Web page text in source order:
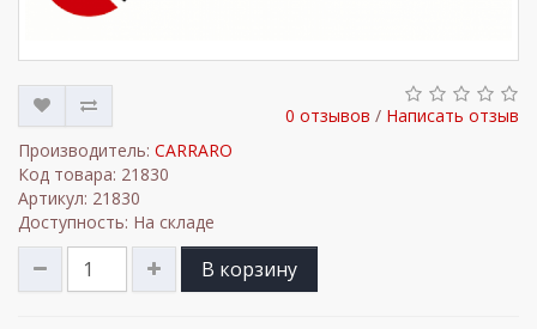
0 отзывов / Написать отзыв
Производитель: CARRARO
Код товара: 21830
Артикул: 21830
Доступность: На складе
В корзину